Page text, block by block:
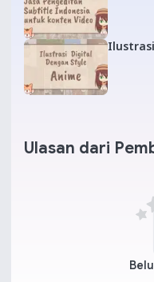
Ulasan dari